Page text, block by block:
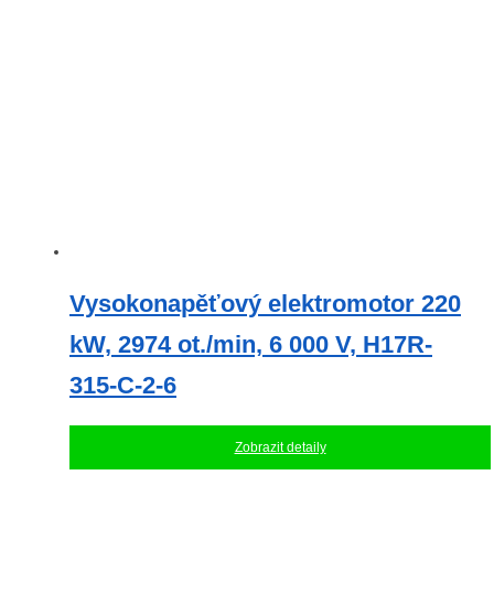
Vysokonapěťový elektromotor 220
kW, 2974 ot./min, 6 000 V, H17R-
315-C-2-6
Zobrazit detaily